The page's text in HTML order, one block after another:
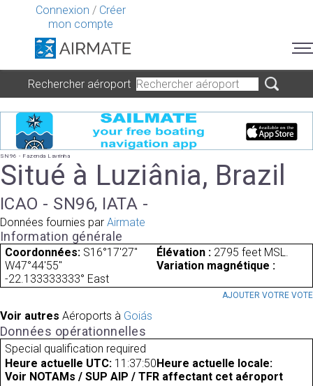
Connexion / Créer
mon compte
Rechercher aéroport
SN96 - Fazenda Lavrinha
Situé à Luziânia, Brazil
ICAO - SN96, IATA -
Données fournies par Airmate
Information générale
Coordonnées: S16°17'27"
W47°44'55"
Élévation : 2795 feet MSL.
Variation magnétique :
-22.133333333° East
AJOUTER VOTRE VOTE
Voir autres Aéroports à Goiás
Données opérationnelles
Special qualification required
Heure actuelle UTC: 11:37:50 Heure actuelle locale:
Voir NOTAMs / SUP AIP / TFR affectant cet aéroport